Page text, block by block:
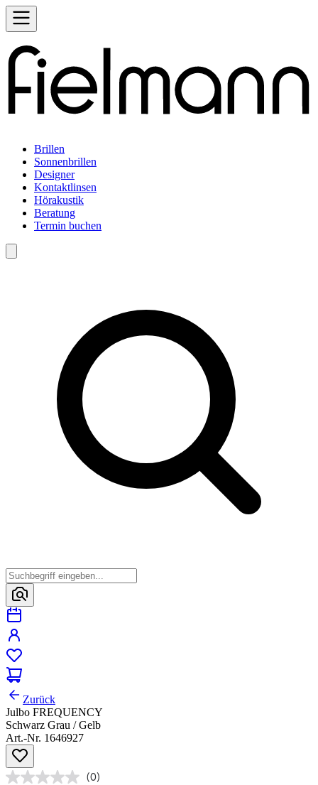
Brillen
Sonnenbrillen
Designer
Kontaktlinsen
Hörakustik
Beratung
Termin buchen
Zurück
Julbo FREQUENCY
Schwarz Grau / Gelb
Art.-Nr. 1646927
(0)